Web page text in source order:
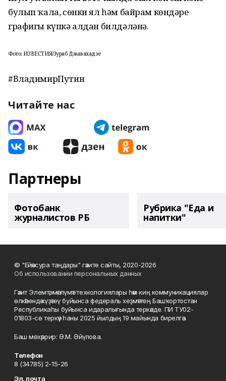
булып ҡала, сөнки ял һәм байрам көндәре
графигы күпкә алдан билдәләнә.
Фото: ИЗВЕСТИЯ/Зураб Джавахадзе
#ВладимирПутин
Читайте нас
Партнеры
Фотобанк
журналистов РБ
Рубрика "Еда и
напитки"
© "Ейәнсура таңдары" гәзите сайты, 2020-2026
Об использовании персональных данных
Гәзит Элемтә, мәғлүмәт технологиялары һәм киң коммуникациялар
өлкәһендә күҙәтеү буйынса федераль хеҙмәттең Башҡортостан
Республикаһы буйынса идаралығында теркәлде. ПИ ТУ02-
01803-сө теркәү һаны 2025 йылдың 19 майында бирелгән.
Баш мөхәррир: Ә.М. Әйүпова.
Телефон
8 (34785) 2-15-26
Эл. почта